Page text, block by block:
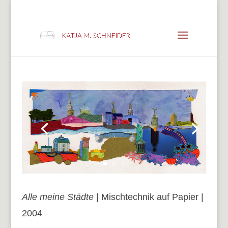
Alle meine Städte| Mischtechnik auf Papier |
2004